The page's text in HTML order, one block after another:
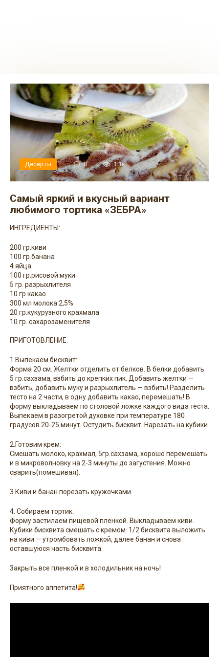
Десерты 0 1.1к.
Самый яркий и вкусный вариант
любимого тортика «ЗЕБРА»
ИНГРЕДИЕНТЫ:
200 гр.киви
100 гр.банана
4 яйца
100 гр.рисовой муки
5 гр. разрыхлителя
10 гр.какао
300 мл молока 2,5%
20 гр.кукурузного крахмала
10 гр. сахарозаменителя
ПРИГОТОВЛЕНИЕ:
1.Выпекаем бисквит:
Форма 20 см. Желтки отделить от белков. В белки добавить
5 гр.сахзама, взбить до крепких пик. Добавить желтки —
взбить, добавить муку и разрыхлитель — взбить! Разделить
тесто на 2 части, в одну добавить какао, перемешать! В
форму выкладываем по столовой ложке каждого вида теста.
Выпекаем в разогретой духовке при температуре 180
градусов 20-25 минут. Остудить бисквит. Нарезать на кубики.
2.Готовим крем:
Смешать молоко, крахмал, 5гр.сахзама, хорошо перемешать
и в микроволновку на 2-3 минуты до загустения. Можно
сварить(помешивая).
3.Киви и банан порезать кружочками.
4. Собираем тортик:
Форму застилаем пищевой пленкой. Выкладываем киви.
Кубики бисквита смешать с кремом. 1/2 бисквита выложить
на киви — утромбовать ложкой, далее банан и снова
оставшуюся часть бисквита.
Закрыть все пленкой и в холодильник на ночь!
Приятного аппетита!